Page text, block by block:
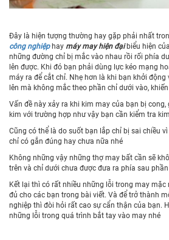
Đây là hiện tượng thường hay gặp phải nhất
công nghiệphay máy may hiện đạibiểu hiện
những đường chỉ bị mắc vào nhau rồi rối phía
lên được. Khi đó bạn phải dùng lực kéo mạng
máy ra để cắt chỉ. Nhẹ hơn là khi bạn khởi
lên mà không mắc theo phần chỉ dưới vào,
Vấn đề này xảy ra khi kim may của bạn bị
kim với trường hợp như vậy bạn cần kiểm tra
Cũng có thể là do suốt bạn lắp chỉ bị sai chiều
chỉ có gắn đúng hay chưa nữa nhé
Không những vậy những thợ may bất cần sẽ
trên và chỉ dưới chưa được đưa ra phía sau
Kết lại thì có rất nhiều những lỗi trong may mặc
đủ cho các bạn trong bài viết. Và để trở thành
nghiệp thì đòi hỏi rất cao sự cẩn thận của bạn.
những lỗi trong quá trình bắt tay vào may nhé